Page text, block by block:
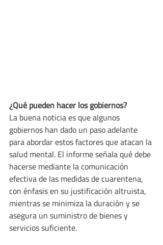
¿Qué pueden hacer los gobiernos?
La buena noticia es que algunos
gobiernos han dado un paso adelante
para abordar estos factores que atacan la
salud mental. El informe señala qué debe
hacerse mediante la comunicación
efectiva de las medidas de cuarentena,
con énfasis en su justificación altruista,
mientras se minimiza la duración y se
asegura un suministro de bienes y
servicios suficiente.